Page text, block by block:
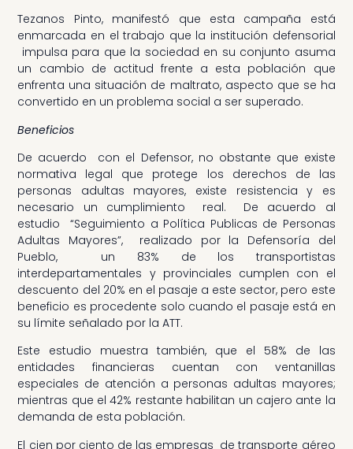
Tezanos Pinto, manifestó que esta campaña está
enmarcada en el trabajo que la institución defensorial
impulsa para que la sociedad en su conjunto asuma
un cambio de actitud frente a esta población que
enfrenta una situación de maltrato, aspecto que se ha
convertido en un problema social a ser superado.
Beneficios
De acuerdo con el Defensor, no obstante que existe
normativa legal que protege los derechos de las
personas adultas mayores, existe resistencia y es
necesario un cumplimiento real. De acuerdo al
estudio “Seguimiento a Política Publicas de Personas
Adultas Mayores”, realizado por la Defensoría del
Pueblo, un 83% de los transportistas
interdepartamentales y provinciales cumplen con el
descuento del 20% en el pasaje a este sector, pero este
beneficio es procedente solo cuando el pasaje está en
su límite señalado por la ATT.
Este estudio muestra también, que el 58% de las
entidades financieras cuentan con ventanillas
especiales de atención a personas adultas mayores;
mientras que el 42% restante habilitan un cajero ante la
demanda de esta población.
El cien por ciento de las empresas de transporte aéreo